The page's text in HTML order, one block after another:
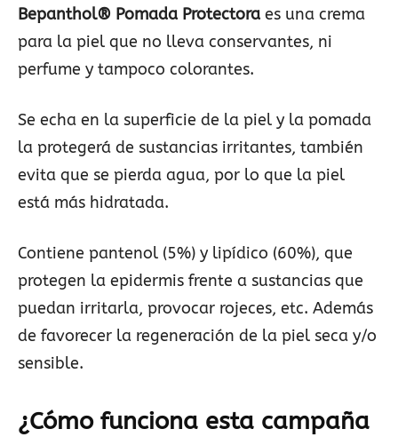
Bepanthol® Pomada Protectora es una crema
para la piel que no lleva conservantes, ni
perfume y tampoco colorantes.
Se echa en la superficie de la piel y la pomada
la protegerá de sustancias irritantes, también
evita que se pierda agua, por lo que la piel
está más hidratada.
Contiene pantenol (5%) y lipídico (60%), que
protegen la epidermis frente a sustancias que
puedan irritarla, provocar rojeces, etc. Además
de favorecer la regeneración de la piel seca y/o
sensible.
¿Cómo funciona esta campaña